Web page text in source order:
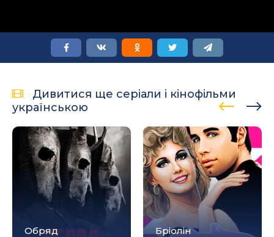
Дивитися ще серіали і кінофільми
українською
Обряд Бріолін